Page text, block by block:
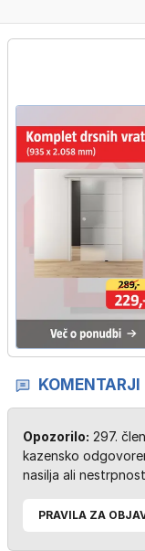
KOMENTARJI
Opozorilo: 297.
kazensko
nasilja ali
PRAVILA ZA